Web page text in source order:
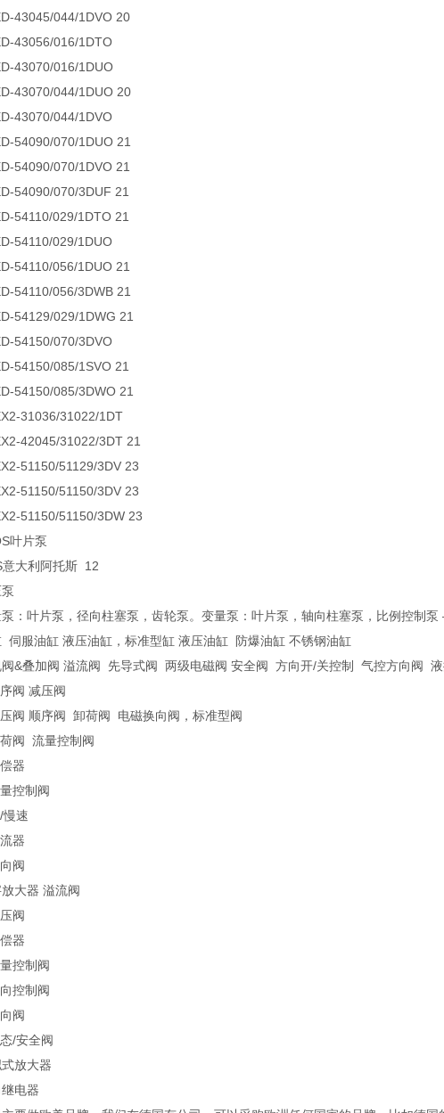
43045/044/1DVO 20
43056/016/1DTO
43070/016/1DUO
43070/044/1DUO 20
43070/044/1DVO
54090/070/1DUO 21
54090/070/1DVO 21
54090/070/3DUF 21
54110/029/1DTO 21
54110/029/1DUO
54110/056/1DUO 21
54110/056/3DWB 21
54129/029/1DWG 21
54150/070/3DVO
54150/085/1SVO 21
54150/085/3DWO 21
31036/31022/1DT
42045/31022/3DT 21
51150/51129/3DV 23
51150/51150/3DV 23
51150/51150/3DW 23
叶片泵
意大利阿托斯 12
泵：叶片泵，径向柱塞泵，齿轮泵。变量泵：叶片泵，轴向柱塞泵，比例控制
伺服油缸 液压油缸，标准型缸 液压油缸 防爆油缸 不锈钢油缸
阀&叠加阀 溢流阀 先导式阀 两级电磁阀 安全阀 方向开/关控制 气控方向阀
阀 减压阀
阀 顺序阀 卸荷阀 电磁换向阀，标准型阀
阀 流量控制阀
器
控制阀
慢速
器
阀
大器 溢流阀
阀
器
控制阀
控制阀
阀
/安全阀
放大器
电器